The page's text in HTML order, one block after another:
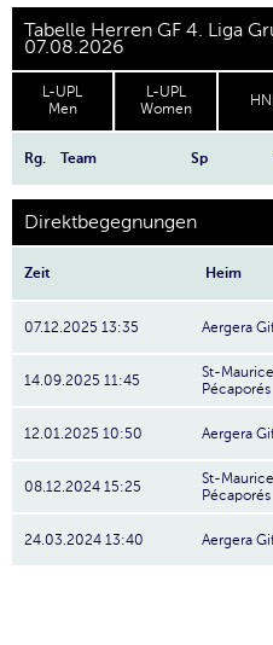
Tabelle Herren GF 4. Liga
07.08.2026
L-UPL
Men
L-UPL
Women
Rg. Team Sp
Direktbegegnungen
Zeit Heim
07.12.2025 13:35 Aergera
14.09.2025 11:45
St-Maurice
Pécaporés
12.01.2025 10:50 Aergera
08.12.2024 15:25
St-Maurice
Pécaporés
24.03.2024 13:40 Aergera